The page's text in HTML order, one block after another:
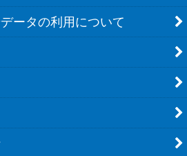
ータの利用について